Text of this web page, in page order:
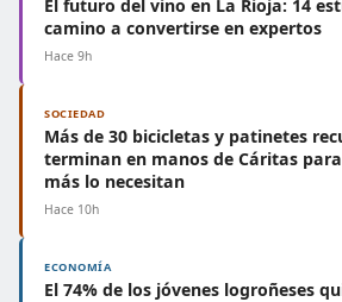
El futuro del vino en La Rioja: 14
camino a convertirse en expertos
Hace 9h
SOCIEDAD
Más de 30 bicicletas y patinetes
terminan en manos de Cáritas
más lo necesitan
Hace 10h
ECONOMÍA
El 74% de los jóvenes logroñeses